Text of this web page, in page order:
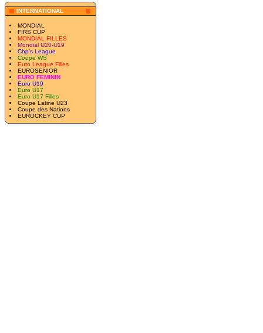
INTERNATIONAL
MONDIAL
FIRS CUP
MONDIAL FILLES
Mondial U20-U19
Chp's League
Coupe WS
Euro League Filles
EUROSENIOR
EURO FEMININ
Euro U19
Euro U17
Euro U17 Filles
Coupe Latine U23
Coupe des Nations
EUROCKEY CUP